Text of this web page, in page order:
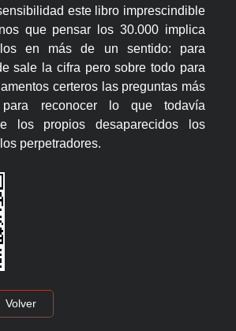
este libro imprescindible
que pensar los 30.000 implica
en más de un sentido: para
sale la cifra pero sobre todo para
certeros las preguntas más
reconocer lo que todavía
los propios desaparecidos los
perpetradores.
Volver